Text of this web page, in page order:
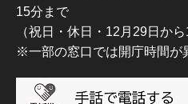
15分まで
（祝日・休日・12月29日から
※一部の窓口では開庁時間が